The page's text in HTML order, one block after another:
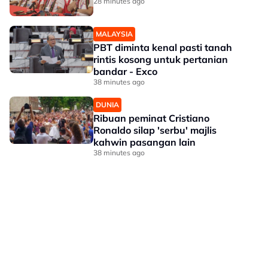
MALAYSIA
PBT diminta kenal pasti tanah
rintis kosong untuk pertanian
bandar - Exco
38 minutes ago
DUNIA
Ribuan peminat Cristiano
Ronaldo silap 'serbu' majlis
kahwin pasangan lain
38 minutes ago